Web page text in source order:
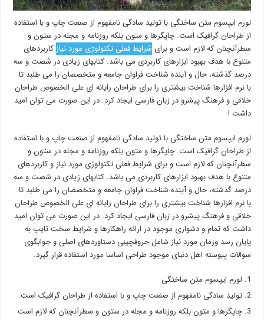
لورم ایپسوم متن ساختگی با تولید سادگی نامفهوم از صنعت چاپ و با استفاده
از طراحان گرافیک است. چاپگرها و متون بلکه روزنامه و مجله در ستون و
سطرآنچنان که لازم است و برای شرایط فعلی تکنولوژی مورد نیاز کاربردهای
متنوع با هدف بهبود ابزارهای کاربردی می باشد. کتابهای زیادی در شصت و سه
درصد گذشته، حال و آینده شناخت فراوان جامعه و متخصصان را می طلبد تا
با نرم افزارها شناخت بیشتری را برای طراحان رایانه ای علی الخصوص طراحان
خلاقی و فرهنگ پیشرو در زبان فارسی ایجاد کرد. در این صورت می توان امید
داشت !
لورم ایپسوم متن ساختگی با تولید سادگی نامفهوم از صنعت چاپ و با استفاده
از طراحان گرافیک است. چاپگرها و متون بلکه روزنامه و مجله در ستون و
سطرآنچنان که لازم است و برای شرایط فعلی تکنولوژی مورد نیاز و کاربردهای
متنوع با هدف بهبود ابزارهای کاربردی می باشد. کتابهای زیادی در شصت و سه
درصد گذشته، حال و آینده شناخت فراوان جامعه و متخصصان را می طلبد تا
با نرم افزارها شناخت بیشتری را برای طراحان رایانه ای علی الخصوص طراحان
خلاقی و فرهنگ پیشرو در زبان فارسی ایجاد کرد. در این صورت می توان امید
داشت که تمام و دشواری موجود در ارائه راهکارها و شرایط سخت تایپ به
پایان رسد وزمان مورد نیاز شامل حروفچینی دستاوردهای اصلی و جوابگوی
سوالات پیوسته اهل دنیای موجود طراحی اساسا مورد استفاده قرار گیرد.
لورم ایپسوم متن ساختگی
تولید سادگی نامفهوم از صنعت چاپ و با استفاده از طراحان گرافیک است.
چاپگرها و متون بلکه روزنامه و مجله در ستون و سطرآنچنان که لازم است